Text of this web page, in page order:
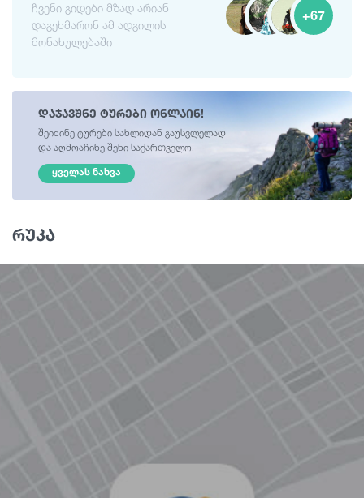
ჩვენი გიდები მზად არიან
დაგეხმარონ ამ ადგილის
მონახულებაში
+67
დაჯავშნე ტურები ონლაინ!
შეიძინე ტურები სახლიდან გაუსვლელად
და აღმოაჩინე შენი საქართველო!
ᲧᲕᲔᲚᲐᲡ ᲜᲐᲮᲕᲐ
რუკა